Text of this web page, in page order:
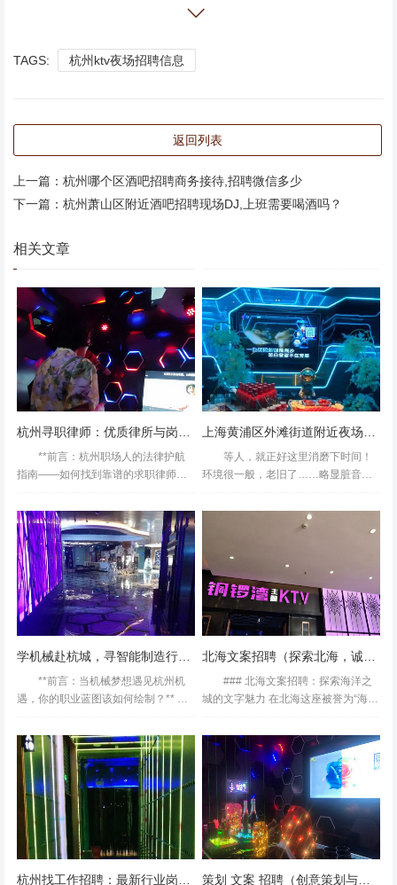
环境：环境超级棒。地理位置好、就在车公庙地铁站出口。
布置美，一进去还有专门一个放映短片的地方给人休息等人
的。这时候可以先看看菜单噢！各种吃的,价钱不贵！食
品：因为是同学聚会所以点了很多吃的，味道很赞是公认
的，卤肉饭就要了四份，还有水果拼盘，鸡翅，烤肉串、各
种饮料等等。第一次吃小番茄里面夹着梅肉，口感很特别。
歌曲：超级新的啊！专门点各种新歌和英文歌。好爽。价
格：十几个人花了一千多，平均一人一百多块，吃饱喝足
了，划算！聚会优先选择地。下次还来！推荐工作！,杭州
收入高的夜场招聘酒水促销员,上班需要喝酒吗？ 呵呵。真
的很好玩。建议大家来的时候直接买了，不要听服务员废
话。会骗人的,
TAGS: 杭州ktv夜场招聘信息
返回列表
上一篇： 杭州哪个区酒吧招聘商务接待,招聘微信多少
下一篇： 杭州萧山区附近酒吧招聘现场DJ,上班需要喝酒吗？
相关文章
杭州寻职律师：优质律所与岗位推荐
**前言：杭州职场人的法律护航
指南——如何找到靠谱的求职律师？*
每年有数十万求职者涌入，从滨江的
科技园区到钱江新城的金融中心，职
场竞争激烈的同时，...
上海黄浦区外滩街道附近夜场招聘女招待,(不抽台费)
等人，就正好这里消磨下时间！
环境很一般，老旧了……略显脏音响
团购比较划算，无招聘最低消费要
求！店内有小超市，有零食饮料！音
**前言：当机械梦想遇见杭州机
遇，你的职业蓝图该如何绘制？** 杭
悄然成为机械领域人才的"新蓝海"。从
智能制造到高端装备，从传统制...
### 北海文案招聘：探索海洋之
城的文字魅力 在北海这座被誉为“海洋
和丰富的海洋文化，还蕴藏着无数创
意与智慧的火花。随着数字营销和内
容创作的日益重要...
杭州找工作招聘：最新行业岗位速递 策划 文案 招聘（创意策划与文案撰写团队组建招募）